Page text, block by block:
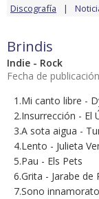
Discografía
Brindis
Indie - Rock
Fecha de
1.Mi canto libre -
2.Insurrección - El
3.A sota aigua -
4.Lento - Julieta
5.Pau - Els Pets
6.Grita - Jarabe de
7.Sono